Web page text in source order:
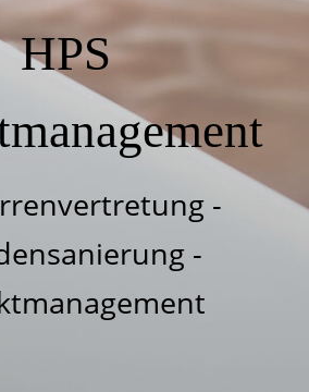
HPS
-
-